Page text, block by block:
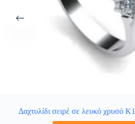
Δαχτυλίδι σειρέ σε λευκό χρυσό